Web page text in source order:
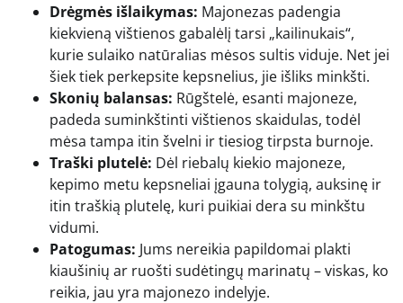
Drėgmės išlaikymas: Majonezas padengia
kiekvieną vištienos gabalėlį tarsi „kailinukais“,
kurie sulaiko natūralias mėsos sultis viduje. Net jei
šiek tiek perkepsite kepsnelius, jie išliks minkšti.
Skonių balansas: Rūgštelė, esanti majoneze,
padeda suminkštinti vištienos skaidulas, todėl
mėsa tampa itin švelni ir tiesiog tirpsta burnoje.
Traški plutelė: Dėl riebalų kiekio majoneze,
kepimo metu kepsneliai įgauna tolygią, auksinę ir
itin traškią plutelę, kuri puikiai dera su minkštu
vidumi.
Patogumas: Jums nereikia papildomai plakti
kiaušinių ar ruošti sudėtingų marinatų – viskas, ko
reikia, jau yra majonezo indelyje.